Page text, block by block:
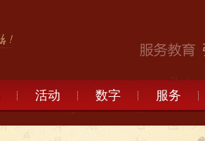
活动 数字 服务